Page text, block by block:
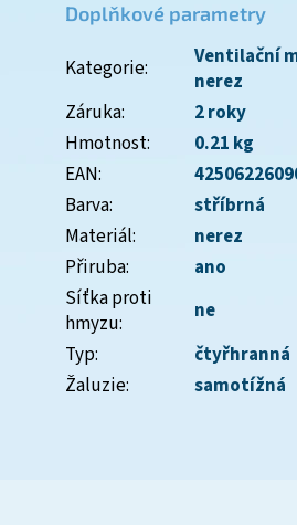
Doplňkové parametry
Kategorie:
Ventilační
nerez
Záruka:
2 roky
Hmotnost:
0.21 kg
EAN:
Barva:
stříbrná
Materiál:
nerez
Přiruba:
ano
Síťka proti
hmyzu:
ne
Typ:
čtyřhranná
Žaluzie: samotížná